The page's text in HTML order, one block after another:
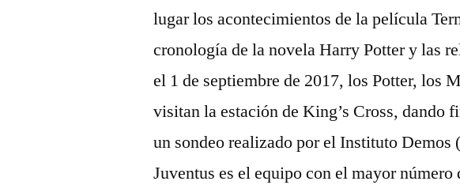
lugar los acontecimientos de la película
cronología de la novela Harry Potter y las
el 1 de septiembre de 2017, los Potter, los
visitan la estación de King’s Cross, dando
un sondeo realizado por el Instituto Demos
Juventus es el equipo con el mayor